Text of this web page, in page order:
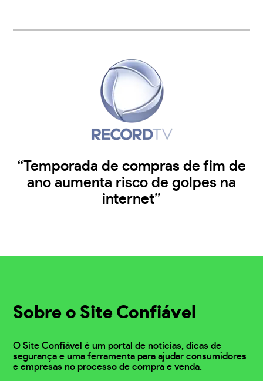
“Temporada de compras de fim de
ano aumenta risco de golpes na
internet”
Sobre o Site Confiável
O Site Confiável é um portal de notícias, dicas de
segurança e uma ferramenta para ajudar consumidores
e empresas no processo de compra e venda.